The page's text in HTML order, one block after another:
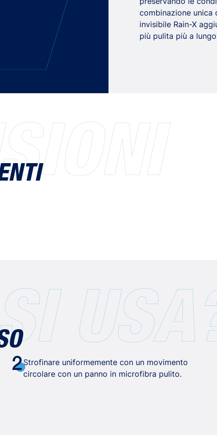
combinazione unica
invisibile Rain-X
più pulita più a
2Strofinare uniformemente con un movimento
circolare con un panno in microfibra pulito.